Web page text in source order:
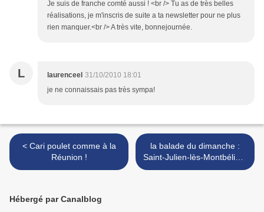
Je suis de franche comté aussi ! <br /> Tu as de très belles
réalisations, je m'inscris de suite a ta newsletter pour ne plus
rien manquer.<br /> A très vite, bonnejournée.
L laurenceel 31/10/2010 18:01
je ne connaissais pas très sympa!
< Cari poulet comme à la
Réunion !
la balade du dimanche :
Saint-Julien-lès-Montbéliard
, un petit village franc-
Hébergé par Canalblog